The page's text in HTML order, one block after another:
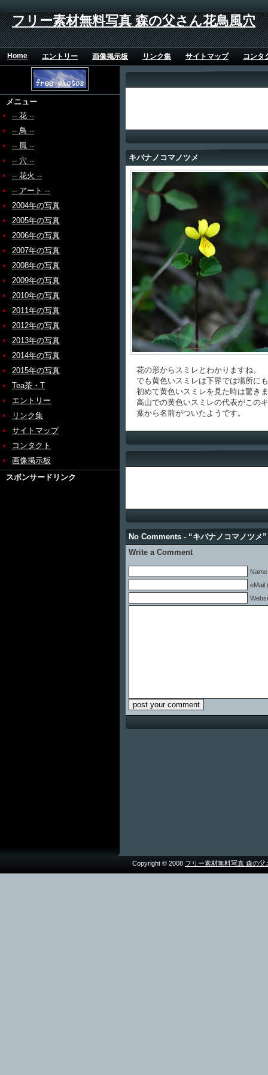
フリー素材無料写真 森の父さん花鳥風穴
Home エントリー 画像掲示板 リンク集 サイトマップ コンタ
メニュー
-- 花 --
-- 鳥 --
-- 風 --
-- 穴 --
-- 花火 --
-- アート --
2004年の写真
2005年の写真
2006年の写真
2007年の写真
2008年の写真
2009年の写真
2010年の写真
2011年の写真
2012年の写真
2013年の写真
2014年の写真
2015年の写真
Tea茶・T
エントリー
リンク集
サイトマップ
コンタクト
画像掲示板
スポンサードリンク
キバナノコマノツメ
花の形からスミレとわかりますね。
でも黄色いスミレは下界では場所に
初めて黄色いスミレを見た時は驚き
高山での黄色いスミレの代表がこの
葉から名前がついたようです。
No Comments - “キバナノコマノツメ”
Write a Comment
eMail
Copyright © 2008 フリー素材無料写真 森の父